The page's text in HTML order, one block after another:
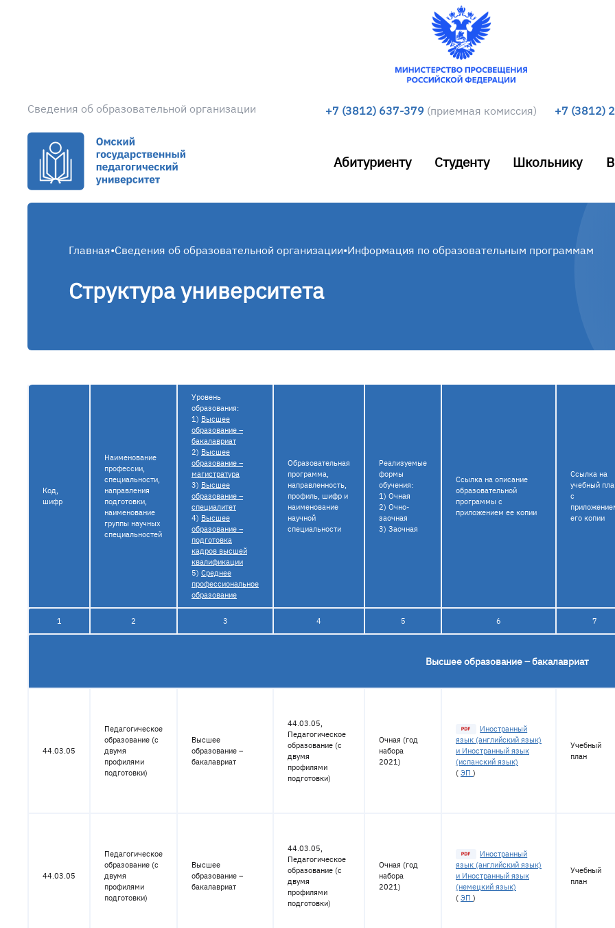
Сведения об образовательной организации +7 (3812) 637-379 (приемная комиссия) +7 (3812)
Абитуриенту Студенту Школьнику
Главная•Сведения об образовательной организации•Информация по образовательным программам
Структура университета
Код,
шифр
Наименование
профессии,
специальности,
направления
подготовки,
наименование
группы научных
специальностей
Уровень
образования:
1) Высшее
образование –
бакалавриат
2) Высшее
образование –
магистратура
3) Высшее
образование –
специалитет
4) Высшее
образование –
подготовка
кадров высшей
квалификации
5) Среднее
профессиональное
образование
Образовательная
программа,
направленность,
профиль, шифр и
наименование
научной
специальности
Реализуемые
формы
обучения:
1) Очная
2) Очно-
заочная
3) Заочная
Ссылка на описание
образовательной
программы с
приложением ее копии
Ссылка на
учебный
с
его копии
1 2 3 4 5 6 7
Высшее образование – бакалавриат
44.03.05
Педагогическое
образование (с
двумя
профилями
подготовки)
Высшее
образование –
бакалавриат
44.03.05,
Педагогическое
образование (с
двумя
профилями
подготовки)
Очная (год
набора
2021)
Иностранный
язык (английский язык)
и Иностранный язык
(испанский язык)
( ЭП )
Учебный
план
44.03.05
Педагогическое
образование (с
двумя
профилями
подготовки)
Высшее
образование –
бакалавриат
44.03.05,
Педагогическое
образование (с
двумя
профилями
подготовки)
Очная (год
набора
2021)
Иностранный
язык (английский язык)
и Иностранный язык
(немецкий язык)
( ЭП )
Учебный
план